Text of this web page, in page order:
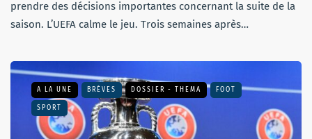
prendre des décisions importantes concernant la suite de la
saison. L’UEFA calme le jeu. Trois semaines après…
A LA UNE BRÈVES DOSSIER - THEMA FOOT
SPORT